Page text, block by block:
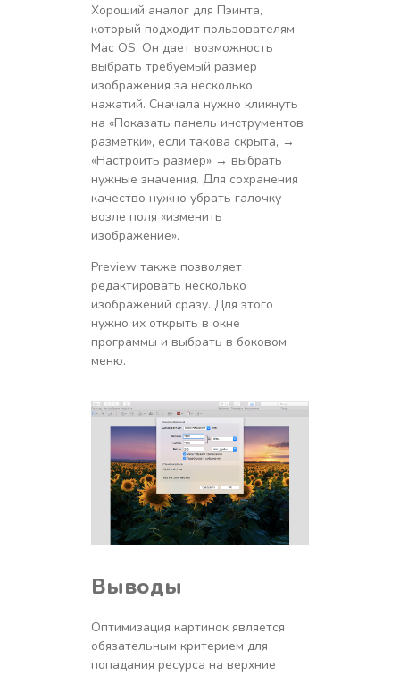
Хороший аналог для Пэинта,
который подходит пользователям
Mac OS. Он дает возможность
выбрать требуемый размер
изображения за несколько
нажатий. Сначала нужно кликнуть
на «Показать панель инструментов
разметки», если такова скрыта, →
«Настроить размер» → выбрать
нужные значения. Для сохранения
качество нужно убрать галочку
возле поля «изменить
изображение».
Preview также позволяет
редактировать несколько
изображений сразу. Для этого
нужно их открыть в окне
программы и выбрать в боковом
меню.
Выводы
Оптимизация картинок является
обязательным критерием для
попадания ресурса на верхние